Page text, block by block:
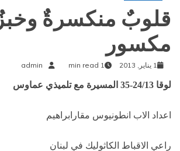
قلوبٌ منكسرةٌ
مكسور
1 يناير, 2013 1 min read
admin
لوقا 24/13-35 المسيرة مع تلميذي عماوس
اعداد الاب انطونيوس مقارابراهيم
راعي الاقباط الكاثوليك في لبنان